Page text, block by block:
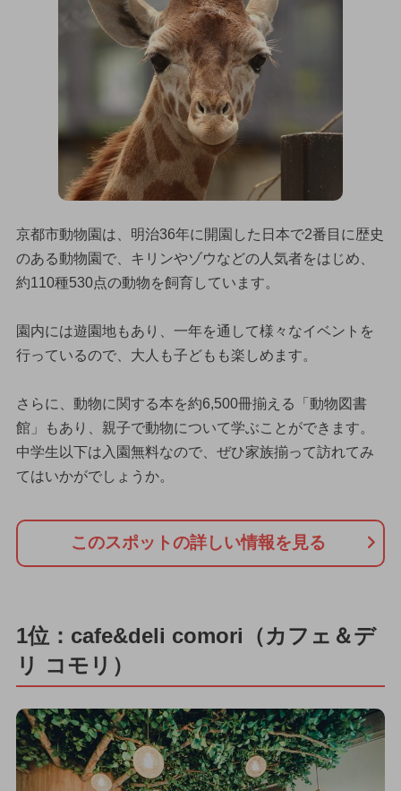
京都市動物園は、明治36年に開園した日本で2番目に歴史
のある動物園で、キリンやゾウなどの人気者をはじめ、
約110種530点の動物を飼育しています。
園内には遊園地もあり、一年を通して様々なイベントを
行っているので、大人も子どもも楽しめます。
さらに、動物に関する本を約6,500冊揃える「動物図書
館」もあり、親子で動物について学ぶことができます。
中学生以下は入園無料なので、ぜひ家族揃って訪れてみ
てはいかがでしょうか。
このスポットの詳しい情報を見る
1位：cafe&deli comori（カフェ＆デ
リ コモリ）